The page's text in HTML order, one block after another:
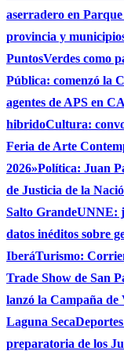
aserradero en
provincia y
PuntosVerdes como
Pública: comenzó la
agentes de APS en
hibridoCultura:
Feria de Arte
2026»Política: Juan
de Justicia de la
Salto GrandeUNNE:
datos inéditos sobre
IberáTurismo:
Trade Show de San
lanzó la Campaña de
Laguna Seca
preparatoria de los